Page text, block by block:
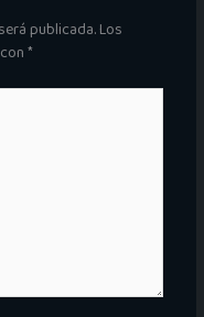
publicada.Los
*